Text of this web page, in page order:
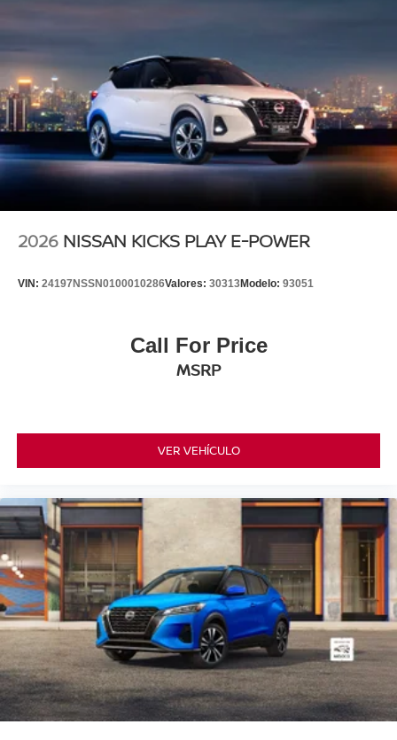
2026 NISSAN KICKS PLAY E-POWER
VIN: 24197NSSN0100010286Valores: 30313Modelo: 93051
Call For Price
MSRP
VER VEHÍCULO